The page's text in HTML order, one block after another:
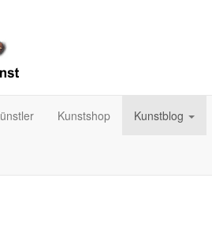
Kunstshop Kunstblog